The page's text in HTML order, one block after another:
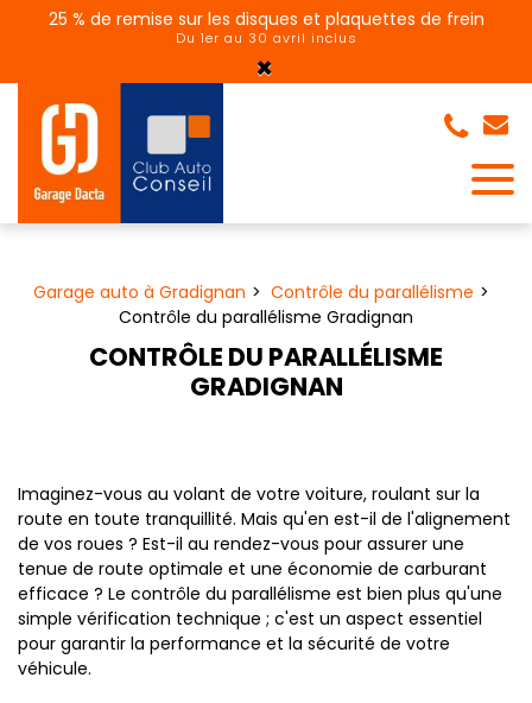
25 % de remise sur les disques et plaquettes de frein
Du 1er au 30 avril inclus
×
Garage auto à Gradignan
Contrôle du parallélisme
Contrôle du parallélisme Gradignan
CONTRÔLE DU PARALLÉLISME
GRADIGNAN
Imaginez-vous au volant de votre voiture, roulant sur la
route en toute tranquillité. Mais qu'en est-il de l'alignement
de vos roues ? Est-il au rendez-vous pour assurer une
tenue de route optimale et une économie de carburant
efficace ? Le contrôle du parallélisme est bien plus qu'une
simple vérification technique ; c'est un aspect essentiel
pour garantir la performance et la sécurité de votre
véhicule.
Panneau de gestion des cookies